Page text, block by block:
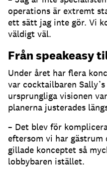
operations är extremt
ett sätt jag inte gör. Vi
väldigt väl.
Från speakeasy
Under året har flera
var cocktailbaren
ursprungliga visionen
planerna justerades
– Det blev för
eftersom vi har gästrum
gillade konceptet så
lobbybaren istället.